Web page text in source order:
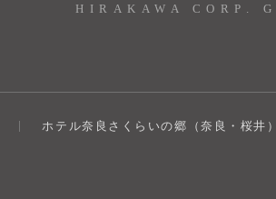
HIRAKAWA CORP.
ホテル奈良さくらいの郷（奈良・桜井）